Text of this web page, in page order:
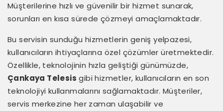
Müşterilerine hızlı ve güvenilir bir hizmet sunarak,
sorunları en kısa sürede çözmeyi amaçlamaktadır.
Bu servisin sunduğu hizmetlerin geniş yelpazesi,
kullanıcıların ihtiyaçlarına özel çözümler üretmektedir.
Özellikle, teknolojinin hızla geliştiği günümüzde,
Çankaya Telesis gibi hizmetler, kullanıcıların en son
teknolojiyi kullanmalarını sağlamaktadır. Müşteriler,
servis merkezine her zaman ulaşabilir ve